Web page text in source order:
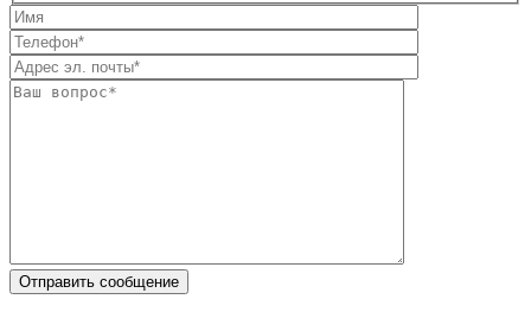
Отправить сообщение